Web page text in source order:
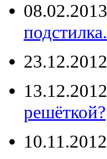
08.02.2013
подстилка.
23.12.2012
13.12.2012
решёткой?
10.11.2012